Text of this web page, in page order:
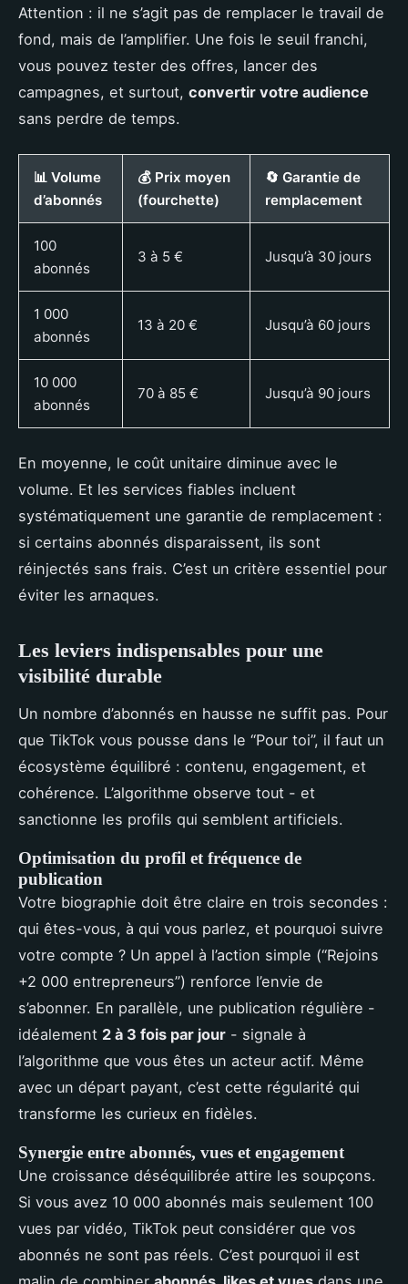
Attention : il ne s’agit pas de remplacer le travail de
fond, mais de l’amplifier. Une fois le seuil franchi,
vous pouvez tester des offres, lancer des
campagnes, et surtout, convertir votre audience
sans perdre de temps.
📊 Volume
d’abonnés
💰 Prix moyen
(fourchette)
🔄 Garantie de
remplacement
100
abonnés
3 à 5 € Jusqu’à 30 jours
1 000
abonnés
13 à 20 € Jusqu’à 60 jours
10 000
abonnés
70 à 85 € Jusqu’à 90 jours
En moyenne, le coût unitaire diminue avec le
volume. Et les services fiables incluent
systématiquement une garantie de remplacement :
si certains abonnés disparaissent, ils sont
réinjectés sans frais. C’est un critère essentiel pour
éviter les arnaques.
Les leviers indispensables pour une
visibilité durable
Un nombre d’abonnés en hausse ne suffit pas. Pour
que TikTok vous pousse dans le “Pour toi”, il faut un
écosystème équilibré : contenu, engagement, et
cohérence. L’algorithme observe tout - et
sanctionne les profils qui semblent artificiels.
Optimisation du profil et fréquence de
publication
Votre biographie doit être claire en trois secondes :
qui êtes-vous, à qui vous parlez, et pourquoi suivre
votre compte ? Un appel à l’action simple (“Rejoins
+2 000 entrepreneurs”) renforce l’envie de
s’abonner. En parallèle, une publication régulière -
idéalement 2 à 3 fois par jour - signale à
l’algorithme que vous êtes un acteur actif. Même
avec un départ payant, c’est cette régularité qui
transforme les curieux en fidèles.
Synergie entre abonnés, vues et engagement
Une croissance déséquilibrée attire les soupçons.
Si vous avez 10 000 abonnés mais seulement 100
vues par vidéo, TikTok peut considérer que vos
abonnés ne sont pas réels. C’est pourquoi il est